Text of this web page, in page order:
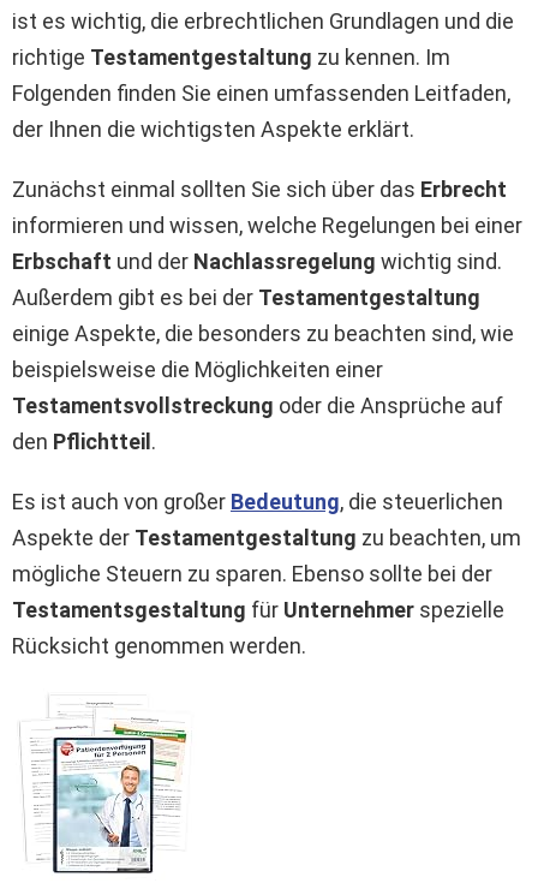
ist es wichtig, die erbrechtlichen Grundlagen und die
richtige Testamentgestaltung zu kennen. Im
Folgenden finden Sie einen umfassenden Leitfaden,
der Ihnen die wichtigsten Aspekte erklärt.
Zunächst einmal sollten Sie sich über das Erbrecht
informieren und wissen, welche Regelungen bei einer
Erbschaft und der Nachlassregelung wichtig sind.
Außerdem gibt es bei der Testamentgestaltung
einige Aspekte, die besonders zu beachten sind, wie
beispielsweise die Möglichkeiten einer
Testamentsvollstreckung oder die Ansprüche auf
den Pflichtteil .
Es ist auch von großer Bedeutung, die steuerlichen
Aspekte der Testamentgestaltung zu beachten, um
mögliche Steuern zu sparen. Ebenso sollte bei der
Testamentsgestaltung für Unternehmer spezielle
Rücksicht genommen werden.